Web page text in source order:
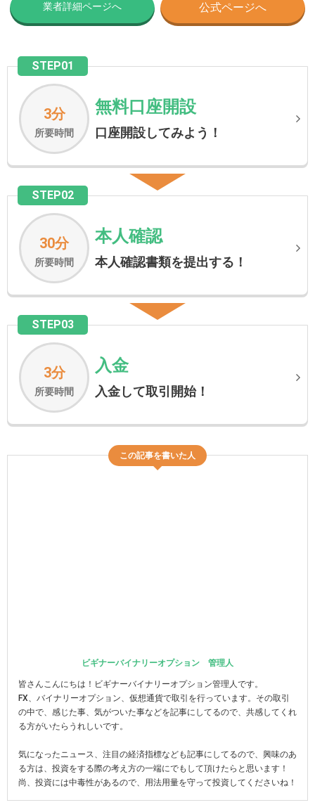
業者詳細ページへ 公式ページへ
STEP01
3分
所要時間
無料口座開設
口座開設してみよう！
STEP02
30分
所要時間
本人確認
本人確認書類を提出する！
STEP03
3分
所要時間
入金
入金して取引開始！
この記事を書いた人
ビギナーバイナリーオプション 管理人
皆さんこんにちは！ビギナーバイナリーオプション管理人です。
FX、バイナリーオプション、仮想通貨で取引を行っています。その取引
の中で、感じた事、気がついた事などを記事にしてるので、共感してくれ
る方がいたらうれしいです。
気になったニュース、注目の経済指標なども記事にしてるので、興味のあ
る方は、投資をする際の考え方の一端にでもして頂けたらと思います！
尚、投資には中毒性があるので、用法用量を守って投資してくださいね！